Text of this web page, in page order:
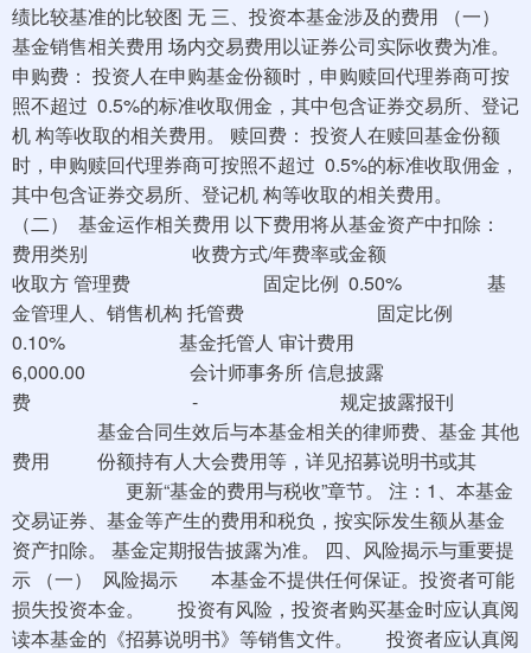
绩比较基准的比较图 无 三、投资本基金涉及的费用 （一）
基金销售相关费用 场内交易费用以证券公司实际收费为准。
申购费： 投资人在申购基金份额时，申购赎回代理券商可按
照不超过 0.5%的标准收取佣金，其中包含证券交易所、登记
机 构等收取的相关费用。 赎回费： 投资人在赎回基金份额
时，申购赎回代理券商可按照不超过 0.5%的标准收取佣金，
其中包含证券交易所、登记机 构等收取的相关费用。
（二） 基金运作相关费用 以下费用将从基金资产中扣除：
费用类别 收费方式/年费率或金额
收取方 管理费 固定比例 0.50% 基
金管理人、销售机构 托管费 固定比例
0.10% 基金托管人 审计费用
6,000.00 会计师事务所 信息披露
费 - 规定披露报刊
基金合同生效后与本基金相关的律师费、基金 其他
费用 份额持有人大会费用等，详见招募说明书或其
更新“基金的费用与税收”章节。 注：1、本基金
交易证券、基金等产生的费用和税负，按实际发生额从基金
资产扣除。 基金定期报告披露为准。 四、风险揭示与重要提
示 （一） 风险揭示 本基金不提供任何保证。投资者可能
损失投资本金。 投资有风险，投资者购买基金时应认真阅
读本基金的《招募说明书》等销售文件。 投资者应认真阅